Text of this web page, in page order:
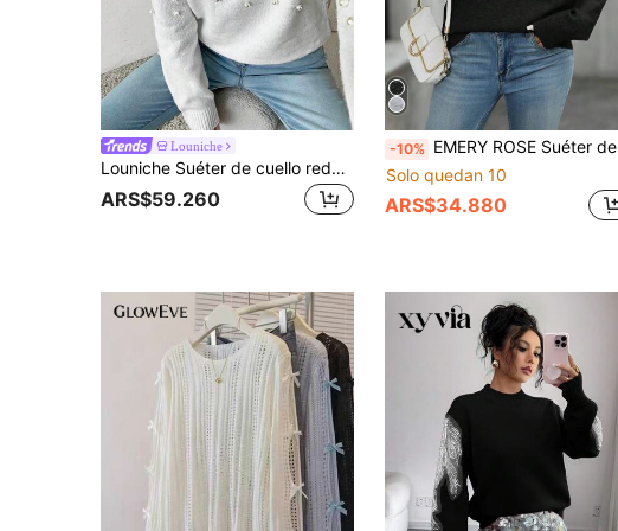
Louniche
Louniche Suéter de cuello redondo de mujer con decoración de cuentas de unicolor, manga larga, hueco, tops de manga larga, jersey de punto para otoño e invierno
ARS$59.260
-10% EMERY ROSE Suéter de cuello redondo de manga larga tejido con cuentas para mujer, de moda y versátil para otoño/invierno
Solo quedan 10
ARS$34.880